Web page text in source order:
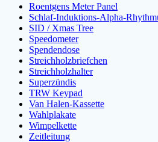
Roentgens Meter Panel
Schlaf-Induktions-Alpha-
SID / Xmas Tree
Speedometer
Spendendose
Streichholzbriefchen
Streichholzhalter
Superzündis
TRW Keypad
Van Halen-Kassette
Wahlplakate
Wimpelkette
Zeitleitung